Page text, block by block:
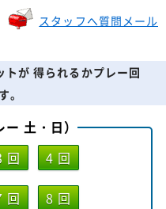
スタッフへ質問メール
トが 得られるかプレー回
。
ー 土・日）
回 4 回
回 8 回